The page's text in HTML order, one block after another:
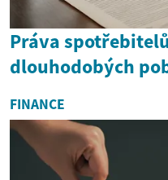
Práva
dlouhodobých
FINANCE